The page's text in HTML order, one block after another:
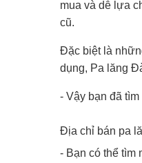
mua và dễ lựa
cũ.
Đặc biệt là
dụng, Pa lăng
- Vậy bạn đã
Địa chỉ bán pa
- Bạn có thể tìm